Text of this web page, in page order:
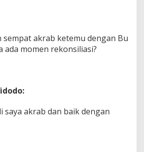
sempat akrab ketemu dengan Bu
ada momen rekonsiliasi?
saya akrab dan baik dengan